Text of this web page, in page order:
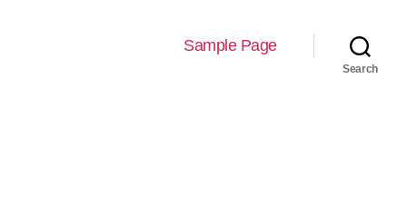
Sample Page
Search